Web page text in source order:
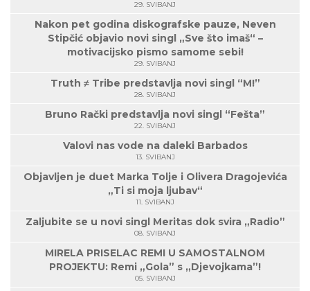
29. SVIBANJ
Nakon pet godina diskografske pauze, Neven
Stipčić objavio novi singl „Sve što imaš“ –
motivacijsko pismo samome sebi!
29. SVIBANJ
Truth ≠ Tribe predstavlja novi singl “M!”
28. SVIBANJ
Bruno Rački predstavlja novi singl “Fešta”
22. SVIBANJ
Valovi nas vode na daleki Barbados
13. SVIBANJ
Objavljen je duet Marka Tolje i Olivera Dragojevića
„Ti si moja ljubav“
11. SVIBANJ
Zaljubite se u novi singl Meritas dok svira „Radio”
08. SVIBANJ
MIRELA PRISELAC REMI U SAMOSTALNOM
PROJEKTU: Remi „Gola” s „Djevojkama”!
05. SVIBANJ